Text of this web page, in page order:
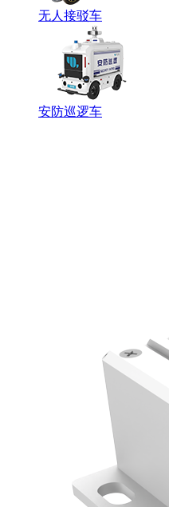
无人接驳车
安防巡逻车